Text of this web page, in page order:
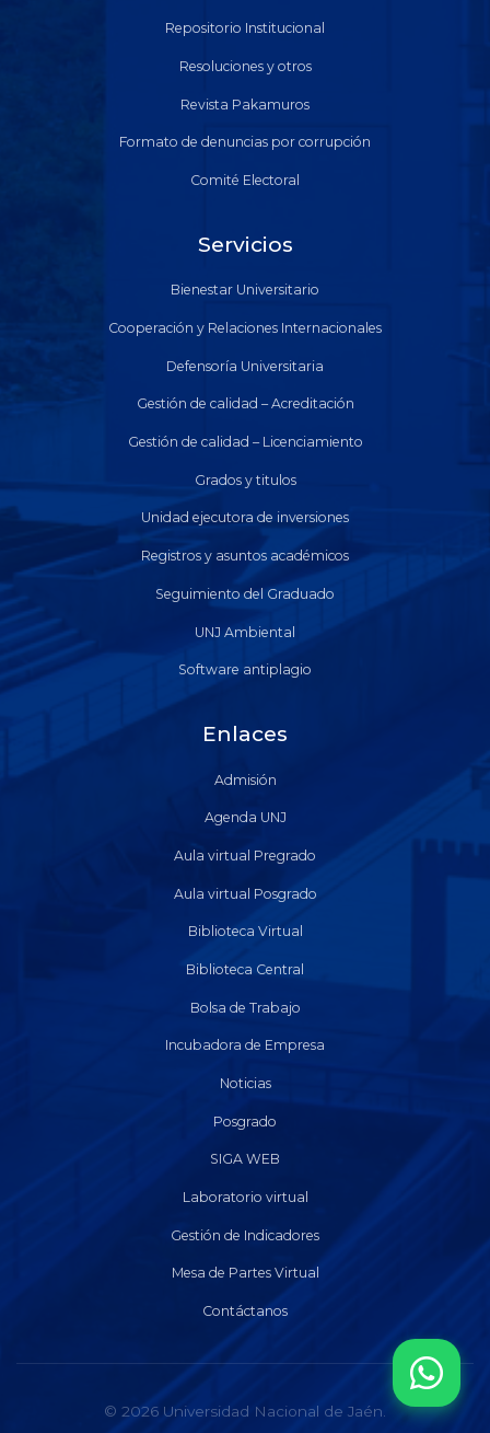
Repositorio Institucional
Resoluciones y otros
Revista Pakamuros
Formato de denuncias por corrupción
Comité Electoral
Servicios
Bienestar Universitario
Cooperación y Relaciones Internacionales
Defensoría Universitaria
Gestión de calidad – Acreditación
Gestión de calidad – Licenciamiento
Grados y titulos
Unidad ejecutora de inversiones
Registros y asuntos académicos
Seguimiento del Graduado
UNJ Ambiental
Software antiplagio
Enlaces
Admisión
Agenda UNJ
Aula virtual Pregrado
Aula virtual Posgrado
Biblioteca Virtual
Biblioteca Central
Bolsa de Trabajo
Incubadora de Empresa
Noticias
Posgrado
SIGA WEB
Laboratorio virtual
Gestión de Indicadores
Mesa de Partes Virtual
Contáctanos
© 2026 Universidad Nacional de Jaén.